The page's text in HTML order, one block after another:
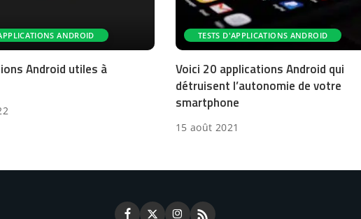
ANDROID
Android utiles à
TESTS D'APPLICATIONS ANDROID
Voici 20 applications Android qui
détruisent l’autonomie de votre
smartphone
15 août 2021